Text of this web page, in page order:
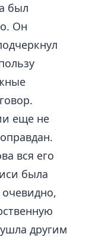
был
Он
еще не
вся его
была
другим